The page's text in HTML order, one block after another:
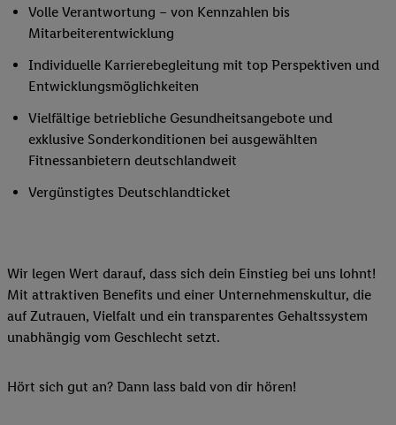
Volle Verantwortung – von Kennzahlen bis
Mitarbeiterentwicklung
Individuelle Karrierebegleitung mit top Perspektiven und
Entwicklungsmöglichkeiten
Vielfältige betriebliche Gesundheitsangebote und
exklusive Sonderkonditionen bei ausgewählten
Fitnessanbietern deutschlandweit
Vergünstigtes Deutschlandticket
Wir legen Wert darauf, dass sich dein Einstieg bei uns lohnt!
Mit attraktiven Benefits und einer Unternehmenskultur, die
auf Zutrauen, Vielfalt und ein transparentes Gehaltssystem
unabhängig vom Geschlecht setzt.
Hört sich gut an? Dann lass bald von dir hören!